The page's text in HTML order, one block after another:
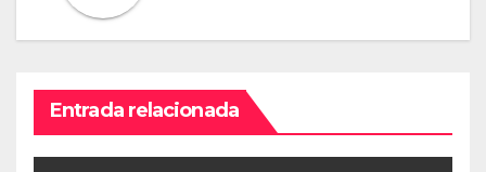
Entrada relacionada